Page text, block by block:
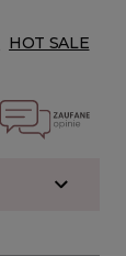
HOT SALE